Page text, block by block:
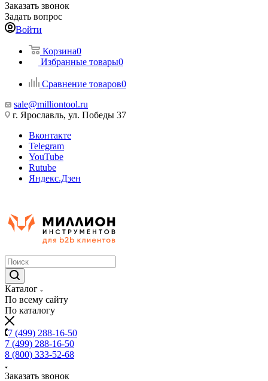
Заказать звонок
Задать вопрос
Войти
Корзина0
Избранные товары0
Сравнение товаров0
sale@milliontool.ru
г. Ярославль, ул. Победы 37
Вконтакте
Telegram
YouTube
Rutube
Яндекс.Дзен
Каталог
По всему сайту
По каталогу
7 (499) 288-16-50
7 (499) 288-16-50
8 (800) 333-52-68
Заказать звонок